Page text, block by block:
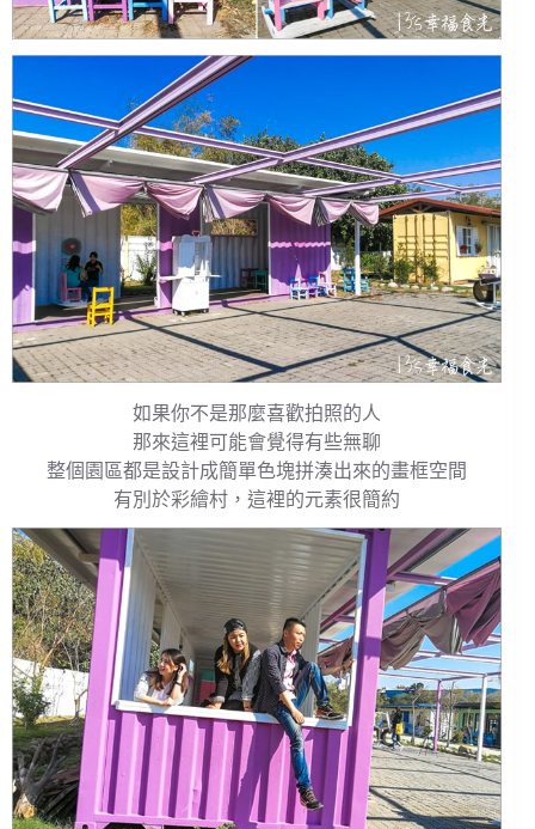
如果你不是那麼喜歡拍照的人
那來這裡可能會覺得有些無聊
整個園區都是設計成簡單色塊拼湊出來的畫框空間
有別於彩繪村，這裡的元素很簡約